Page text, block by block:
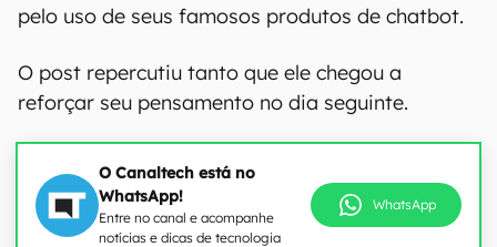
pelo uso de seus famosos produtos de chatbot.
O post repercutiu tanto que ele chegou a
reforçar seu pensamento no dia seguinte.
O Canaltech está no
WhatsApp!
Entre no canal e acompanhe
notícias e dicas de tecnologia
WhatsApp